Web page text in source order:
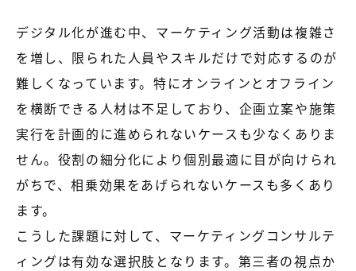
ボード
【店舗型ビジネス向け】エリ
マーケティングサービス
【金融機関向け】マーケティ
サービス
【IT企業向け】マーケティン
グ
SNSアカウント運用代行サー
ビス（LINE）
デジタル化が進む中、マーケティング活動は複雑さ
を増し、限られた人員やスキルだけで対応するのが
難しくなっています。特にオンラインとオフライン
を横断できる人材は不足しており、企画立案や施策
実行を計画的に進められないケースも少なくありま
せん。役割の細分化により個別最適に目が向けられ
がちで、相乗効果をあげられないケースも多くあり
ます。
こうした課題に対して、マーケティングコンサルテ
ィングは有効な選択肢となります。第三者の視点か